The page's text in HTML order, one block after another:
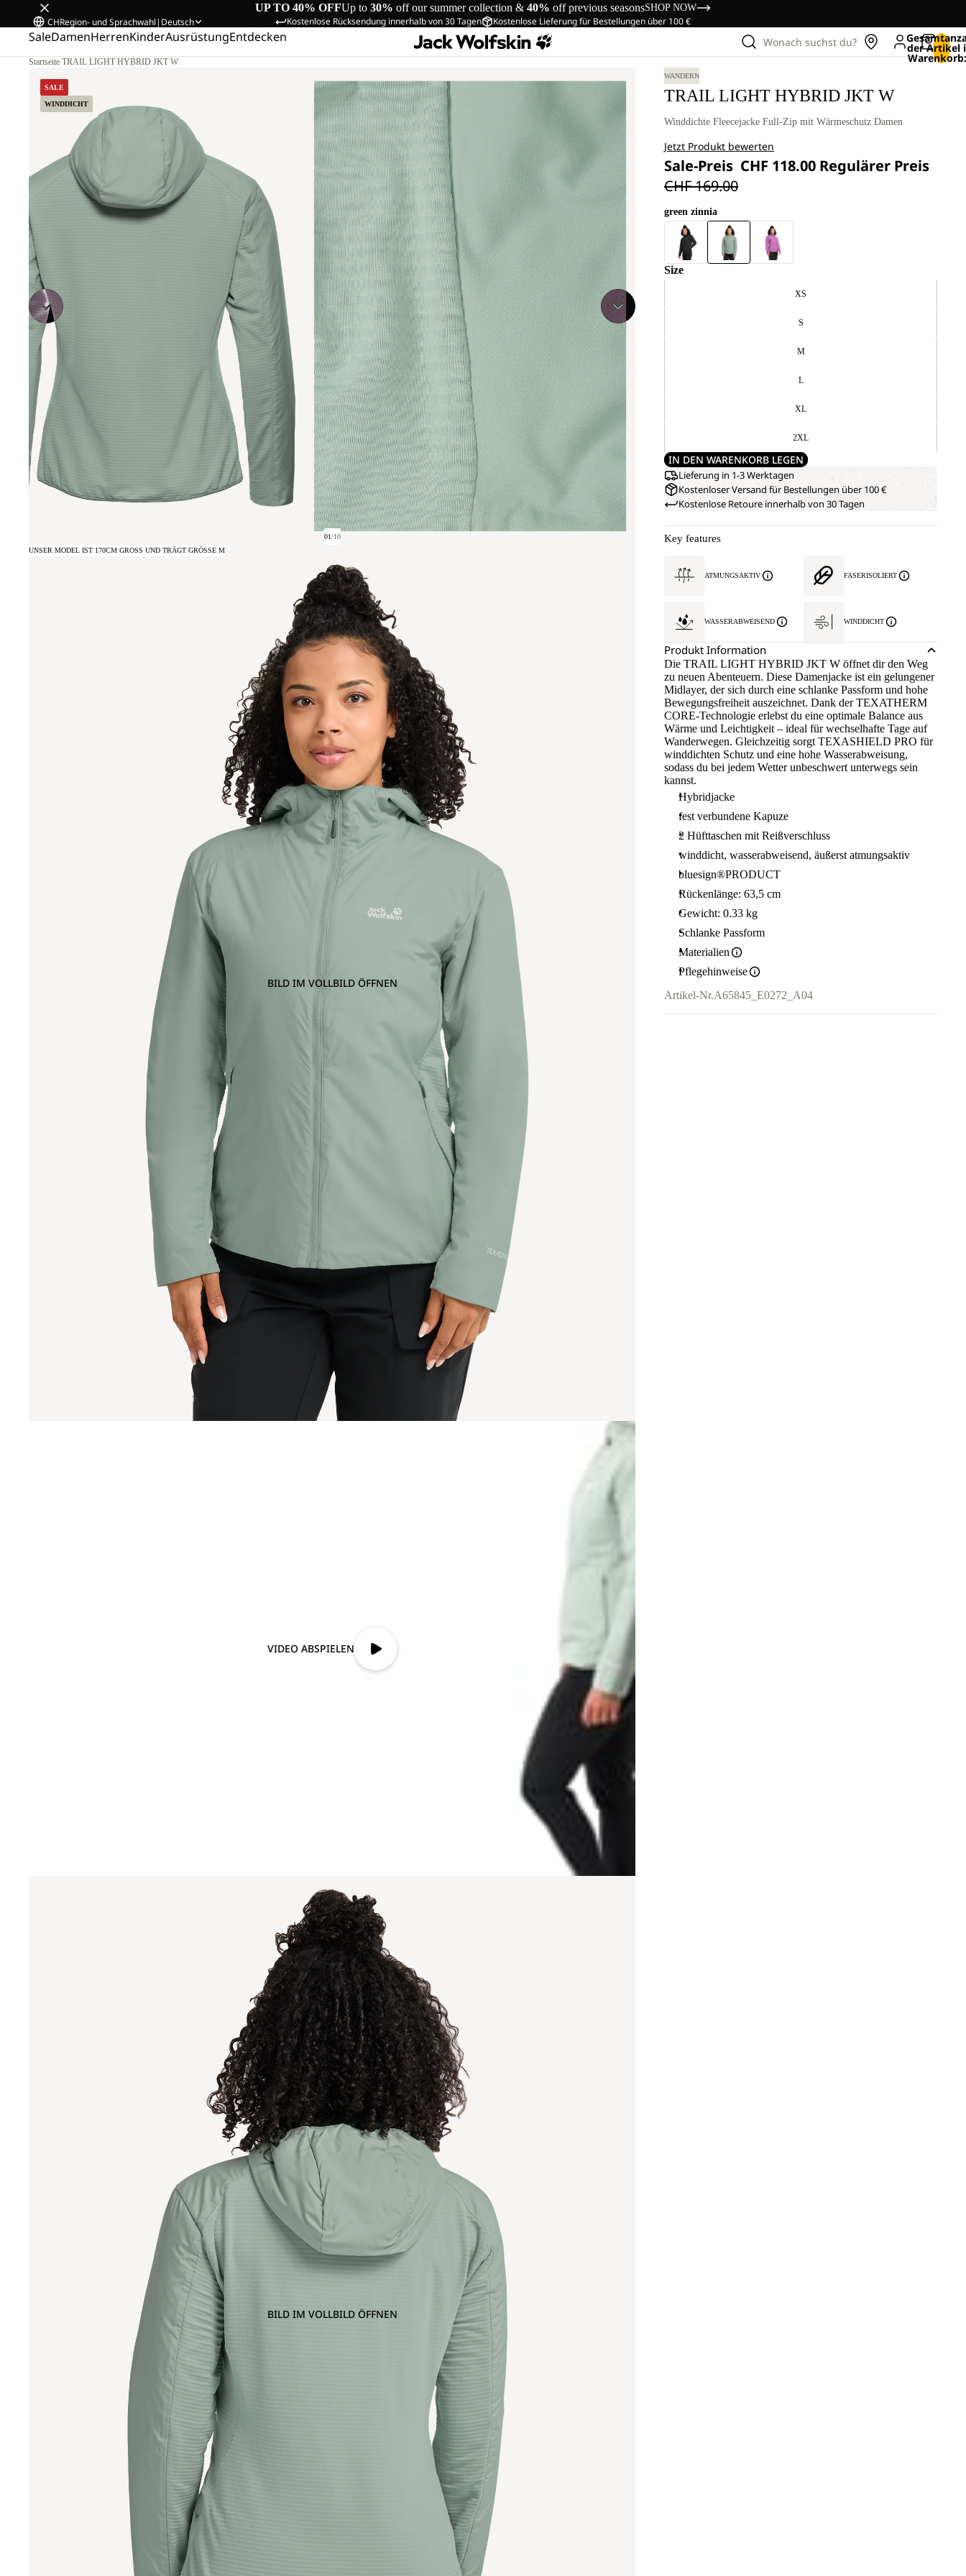
UP TO 40% OFFUp to 30% off our summer collection & 40% off previous seasonsSHOP NOW
Kostenlose Rücksendung innerhalb von 30 Tagen Kostenlose Lieferung für Bestellungen über 100 €
CHRegion- und Sprachwahl| Deutsch
SaleDamenHerrenKinderAusrüstungEntdecken Wonach suchst du? der Artikel
Startseite/TRAIL LIGHT HYBRID JKT W
SALE
WINDDICHT
01/10
BILD IM VOLLBILD ÖFFNEN
UNSER MODEL IST 170CM GROSS UND TRÄGT GRÖSSE M
VIDEO ABSPIELEN
BILD IM VOLLBILD ÖFFNEN
WANDERN
TRAIL LIGHT HYBRID JKT W
Winddichte Fleecejacke Full-Zip mit Wärmeschutz Damen
Jetzt Produkt bewerten
Sale-Preis CHF 118.00 Regulärer Preis
CHF 169.00
green zinnia
Size
XS
S
M
L
XL
2XL
IN DEN WARENKORB LEGEN
Lieferung in 1-3 Werktagen
Kostenloser Versand für Bestellungen über 100 €
Kostenlose Retoure innerhalb von 30 Tagen
Key features
ATMUNGSAKTIV FASERISOLIERT
WASSERABWEISEND WINDDICHT
Produkt Information
Die TRAIL LIGHT HYBRID JKT W öffnet dir den Weg
zu neuen Abenteuern. Diese Damenjacke ist ein gelungener
Midlayer, der sich durch eine schlanke Passform und hohe
Bewegungsfreiheit auszeichnet. Dank der TEXATHERM
CORE-Technologie erlebst du eine optimale Balance aus
Wärme und Leichtigkeit – ideal für wechselhafte Tage auf
Wanderwegen. Gleichzeitig sorgt TEXASHIELD PRO für
winddichten Schutz und eine hohe Wasserabweisung,
sodass du bei jedem Wetter unbeschwert unterwegs sein
kannst.
Hybridjacke
fest verbundene Kapuze
2 Hüfttaschen mit Reißverschluss
winddicht, wasserabweisend, äußerst atmungsaktiv
bluesign®PRODUCT
Rückenlänge: 63,5 cm
Gewicht: 0.33 kg
Schlanke Passform
Materialien
Pflegehinweise
Artikel-Nr.A65845_E0272_A04